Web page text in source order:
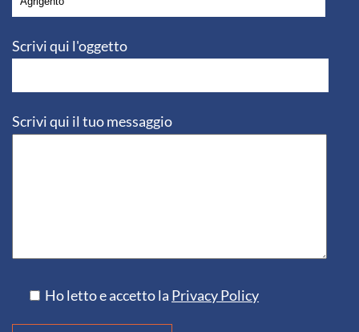
Scrivi qui l'oggetto
Scrivi qui il tuo messaggio
Ho letto e accetto la Privacy Policy